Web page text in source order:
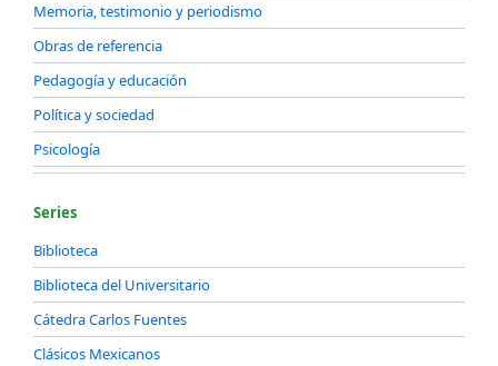
Memoria, testimonio y periodismo
Obras de referencia
Pedagogía y educación
Política y sociedad
Psicología
Series
Biblioteca
Biblioteca del Universitario
Cátedra Carlos Fuentes
Clásicos Mexicanos